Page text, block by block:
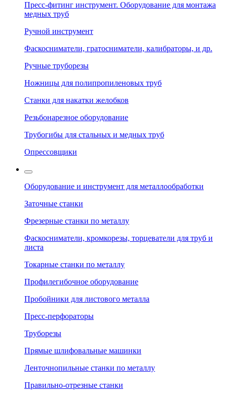
Пресс-фитинг инструмент. Оборудование для монтажа
медных труб
Ручной инструмент
Фаскосниматели, гратосниматели, калибраторы, и др.
Ручные труборезы
Ножницы для полипропиленовых труб
Станки для накатки желобков
Резьбонарезное оборудование
Трубогибы для стальных и медных труб
Опрессовщики
Оборудование и инструмент для металлообработки
Заточные станки
Фрезерные станки по металлу
Фаскосниматели, кромкорезы, торцеватели для труб и
листа
Токарные станки по металлу
Профилегибочное оборудование
Пробойники для листового металла
Пресс-перфораторы
Труборезы
Прямые шлифовальные машинки
Ленточнопильные станки по металлу
Правильно-отрезные станки